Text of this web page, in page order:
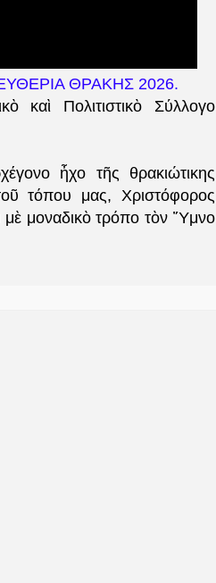
ΘΡΑΚΗΣ 2026.
καὶ Πολιτιστικὸ Σύλλογο
ἦχο τῆς θρακιώτικης
τόπου μας, Χριστόφορος
μὲ μοναδικὸ τρόπο τὸν Ὕμνο